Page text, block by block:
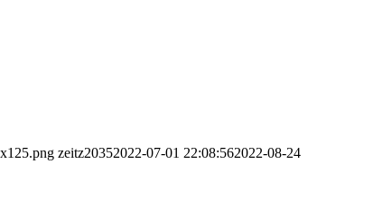
zeitz20352022-07-01 22:08:562022-08-24